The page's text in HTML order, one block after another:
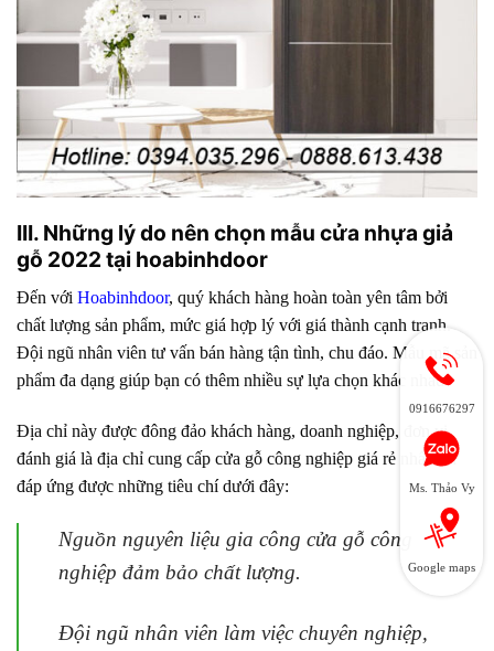
III. Những lý do nên chọn mẫu cửa nhựa giả
gỗ 2022 tại hoabinhdoor
Đến với Hoabinhdoor, quý khách hàng hoàn toàn yên tâm bởi
chất lượng sản phẩm, mức giá hợp lý với giá thành cạnh tranh.
Đội ngũ nhân viên tư vấn bán hàng tận tình, chu đáo. Mẫu mã sản
phẩm đa dạng giúp bạn có thêm nhiều sự lựa chọn khác nhau.
Địa chỉ này được đông đảo khách hàng, doanh nghiệp, đơn vị
đánh giá là địa chỉ cung cấp cửa gỗ công nghiệp giá rẻ nhất bởi
đáp ứng được những tiêu chí dưới đây:
Nguồn nguyên liệu gia công cửa gỗ công
nghiệp đảm bảo chất lượng.
Đội ngũ nhân viên làm việc chuyên nghiệp,
0916676297
Ms. Thảo Vy
Google maps